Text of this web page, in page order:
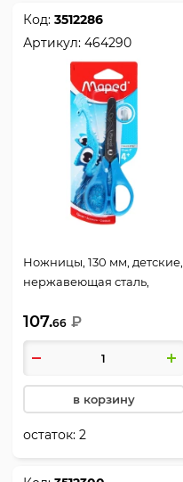
Код:3512286
Артикул:464290
Ножницы, 130 мм, детские,
нержавеющая сталь,
европодвес, Essentials,
Maped, 464290
107.66 ₽
в корзину
остаток:2